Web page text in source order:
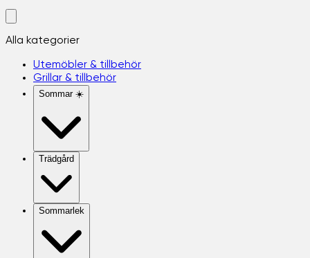
Alla kategorier
Utemöbler & tillbehör
Grillar & tillbehör
Sommar ☀️
Trädgård
Sommarlek